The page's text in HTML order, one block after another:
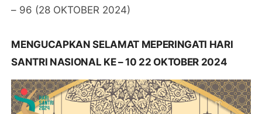
– 96 (28 OKTOBER 2024)
MENGUCAPKAN SELAMAT MEPERINGATI HARI
SANTRI NASIONAL KE – 10 22 OKTOBER 2024